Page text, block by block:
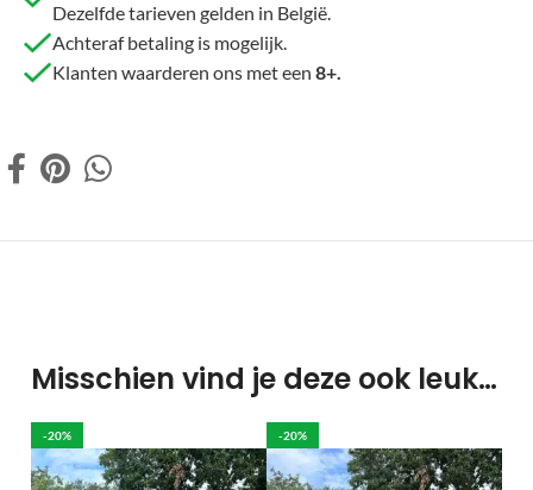
Dezelfde tarieven gelden in België.
Achteraf betaling is mogelijk.
Klanten waarderen ons met een 8+.
Misschien vind je deze ook leuk…
-20% -20%